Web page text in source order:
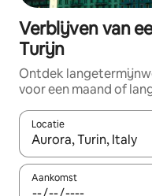
Verblijven van
Turijn
Ontdek
voor een maand of
Locatie
Wanneer er resultaten
Aankomst